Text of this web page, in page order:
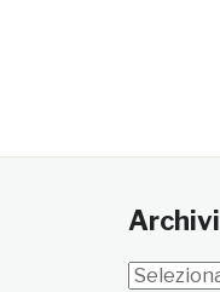
Archivi
Archivi